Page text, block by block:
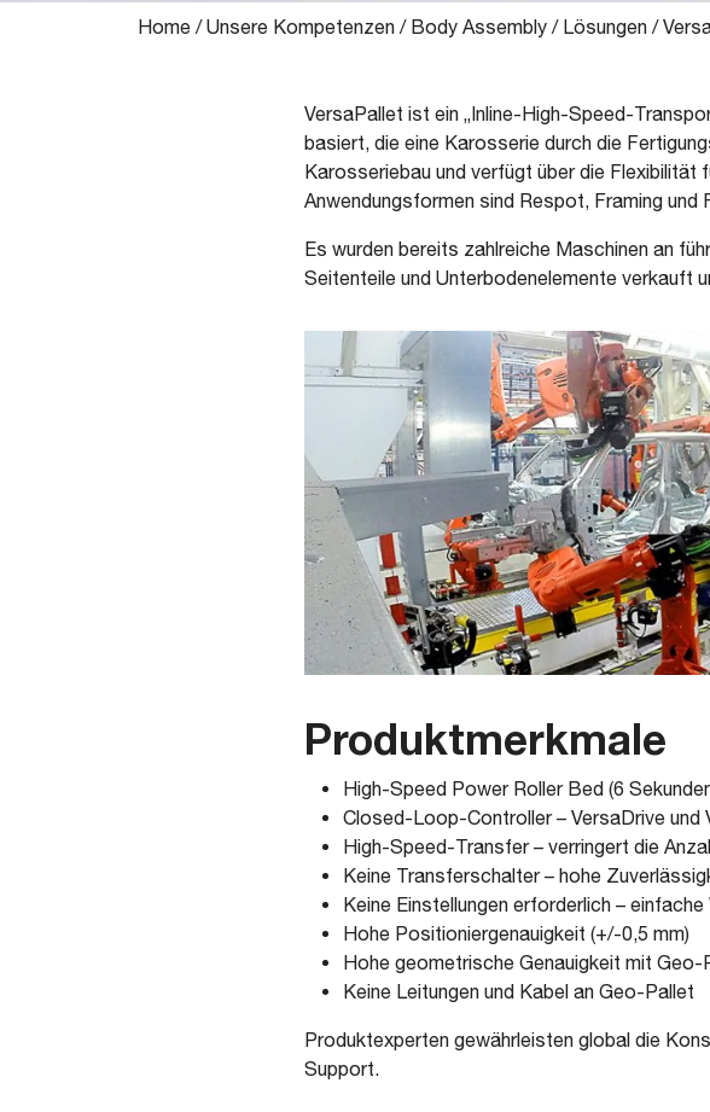
Home /Unsere Kompetenzen / Body Assembly / Lösungen /
VersaPallet ist ein „Inline-High-Speed-
basiert, die eine Karosserie durch die
Karosseriebau und verfügt über die Flexibilität
Anwendungsformen sind Respot, Framing und
Es wurden bereits zahlreiche Maschinen an
Seitenteile und Unterbodenelemente verkauft
Produktmerkmale
High-Speed Power Roller Bed (6
Closed-Loop-Controller – VersaDrive und
High-Speed-Transfer – verringert die
Keine Transferschalter – hohe
Keine Einstellungen erforderlich – einfache
Hohe Positioniergenauigkeit (+/-0,5 mm)
Hohe geometrische Genauigkeit mit Geo-
Keine Leitungen und Kabel an Geo-Pallet
Produktexperten gewährleisten global die
Support.